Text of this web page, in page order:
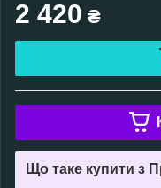
2 420 ₴
Що таке купити з